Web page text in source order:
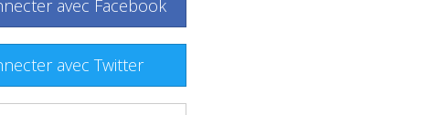
avec Facebook
avec Twitter